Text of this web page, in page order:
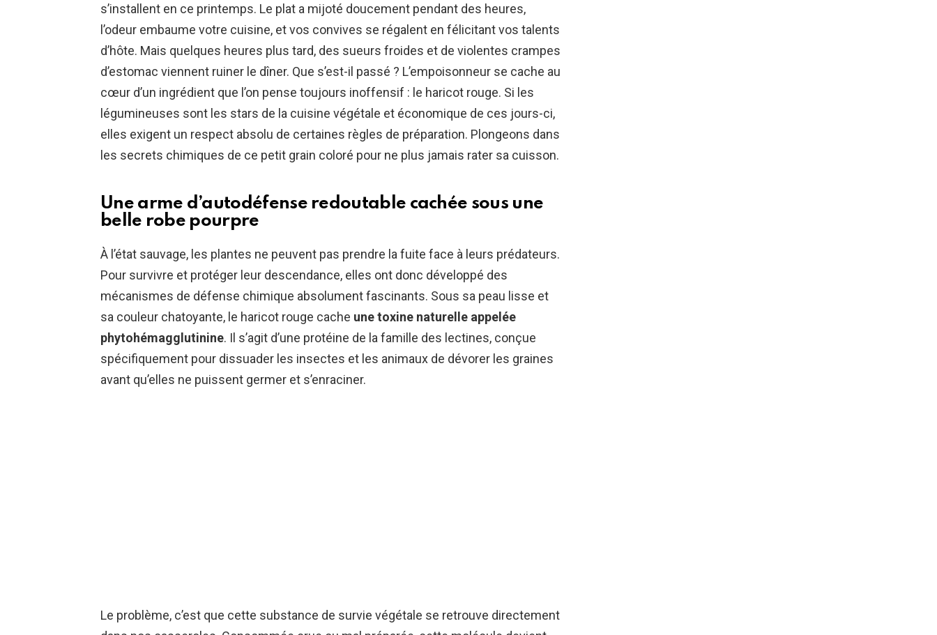
s’installent en ce printemps. Le plat a mijoté doucement pendant des heures,
l’odeur embaume votre cuisine, et vos convives se régalent en félicitant vos talents
d’hôte. Mais quelques heures plus tard, des sueurs froides et de violentes crampes
d’estomac viennent ruiner le dîner. Que s’est-il passé ? L’empoisonneur se cache au
cœur d’un ingrédient que l’on pense toujours inoffensif : le haricot rouge. Si les
légumineuses sont les stars de la cuisine végétale et économique de ces jours-ci,
elles exigent un respect absolu de certaines règles de préparation. Plongeons dans
les secrets chimiques de ce petit grain coloré pour ne plus jamais rater sa cuisson.
Une arme d’autodéfense redoutable cachée sous une
belle robe pourpre
À l’état sauvage, les plantes ne peuvent pas prendre la fuite face à leurs prédateurs.
Pour survivre et protéger leur descendance, elles ont donc développé des
mécanismes de défense chimique absolument fascinants. Sous sa peau lisse et
sa couleur chatoyante, le haricot rouge cache une toxine naturelle appelée
phytohémagglutinine. Il s’agit d’une protéine de la famille des lectines, conçue
spécifiquement pour dissuader les insectes et les animaux de dévorer les graines
avant qu’elles ne puissent germer et s’enraciner.
Le problème, c’est que cette substance de survie végétale se retrouve directement